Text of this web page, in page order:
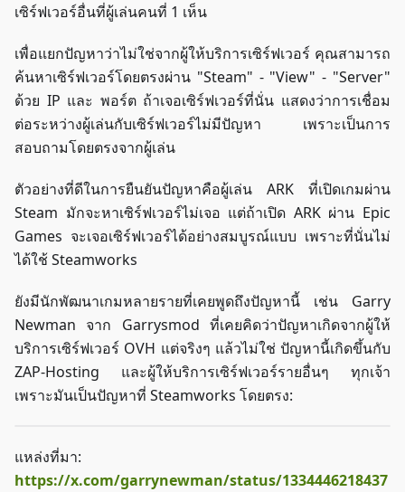
เซิร์ฟเวอร์อื่นที่ผู้เล่นคนที่ 1 เห็น
เพื่อแยกปัญหาว่าไม่ใช่จากผู้ให้บริการเซิร์ฟเวอร์ คุณสามารถ
ค้นหาเซิร์ฟเวอร์โดยตรงผ่าน "Steam" - "View" - "Server"
ด้วย IP และ พอร์ต ถ้าเจอเซิร์ฟเวอร์ที่นั่น แสดงว่าการเชื่อม
ต่อระหว่างผู้เล่นกับเซิร์ฟเวอร์ไม่มีปัญหา เพราะเป็นการ
สอบถามโดยตรงจากผู้เล่น
ตัวอย่างที่ดีในการยืนยันปัญหาคือผู้เล่น ARK ที่เปิดเกมผ่าน
Steam มักจะหาเซิร์ฟเวอร์ไม่เจอ แต่ถ้าเปิด ARK ผ่าน Epic
Games จะเจอเซิร์ฟเวอร์ได้อย่างสมบูรณ์แบบ เพราะที่นั่นไม่
ได้ใช้ Steamworks
ยังมีนักพัฒนาเกมหลายรายที่เคยพูดถึงปัญหานี้ เช่น Garry
Newman จาก Garrysmod ที่เคยคิดว่าปัญหาเกิดจากผู้ให้
บริการเซิร์ฟเวอร์ OVH แต่จริงๆ แล้วไม่ใช่ ปัญหานี้เกิดขึ้นกับ
ZAP-Hosting และผู้ให้บริการเซิร์ฟเวอร์รายอื่นๆ ทุกเจ้า
เพราะมันเป็นปัญหาที่ Steamworks โดยตรง:
แหล่งที่มา:
https://x.com/garrynewman/status/1334446218437